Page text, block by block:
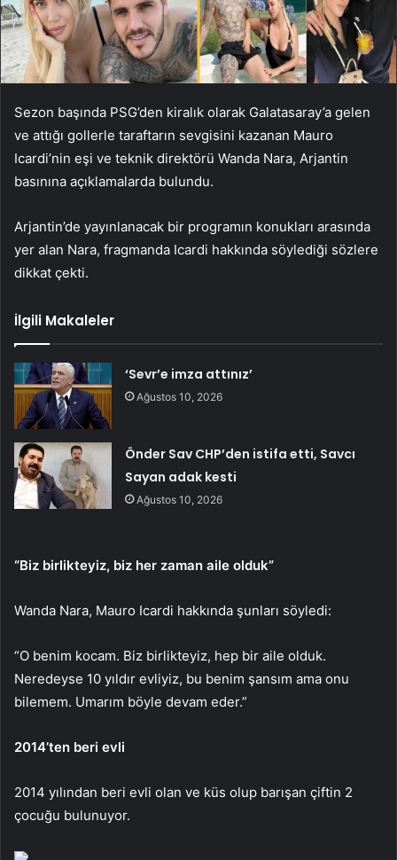
Sezon başında PSG’den kiralık olarak Galatasaray’a gelen
ve attığı gollerle taraftarın sevgisini kazanan Mauro
Icardi’nin eşi ve teknik direktörü Wanda Nara, Arjantin
basınına açıklamalarda bulundu.
Arjantin’de yayınlanacak bir programın konukları arasında
yer alan Nara, fragmanda Icardi hakkında söylediği sözlere
dikkat çekti.
İlgili Makaleler
‘Sevr’e imza attınız’
Ağustos 10, 2026
Önder Sav CHP’den istifa etti, Savcı
Sayan adak kesti
Ağustos 10, 2026
“Biz birlikteyiz, biz her zaman aile olduk”
Wanda Nara, Mauro Icardi hakkında şunları söyledi:
“O benim kocam. Biz birlikteyiz, hep bir aile olduk.
Neredeyse 10 yıldır evliyiz, bu benim şansım ama onu
bilemem. Umarım böyle devam eder.”
2014’ten beri evli
2014 yılından beri evli olan ve küs olup barışan çiftin 2
çocuğu bulunuyor.